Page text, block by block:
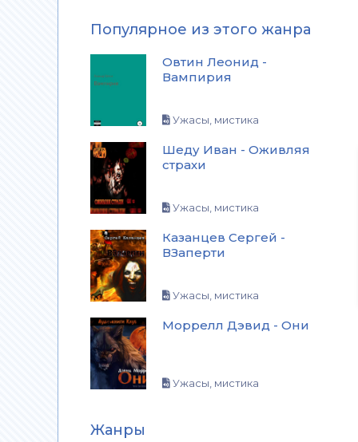
Популярное из этого жанра
Овтин Леонид -
Вампирия
Ужасы, мистика
Шеду Иван - Оживляя
страхи
Ужасы, мистика
Казанцев Сергей -
ВЗаперти
Ужасы, мистика
Моррелл Дэвид - Они
Ужасы, мистика
Жанры